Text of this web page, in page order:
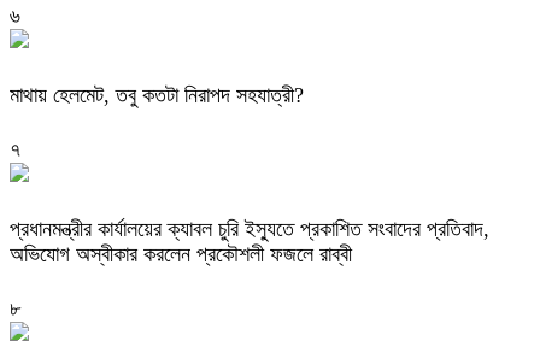
৬
মাথায় হেলমেট, তবু কতটা নিরাপদ সহযাত্রী?
৭
প্রধানমন্ত্রীর কার্যালয়ের ক্যাবল চুরি ইস্যুতে প্রকাশিত সংবাদের প্রতিবাদ,
অভিযোগ অস্বীকার করলেন প্রকৌশলী ফজলে রাব্বী
৮